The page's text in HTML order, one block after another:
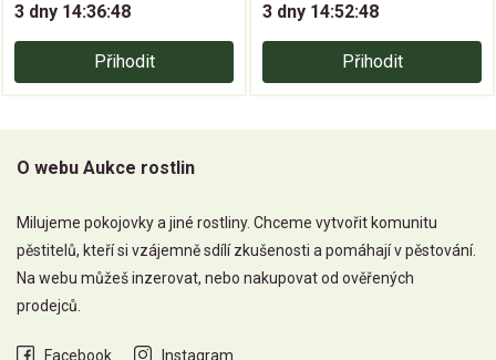
3 dny 14:36:47
Přihodit
3 dny 14:52:47
Přihodit
O webu Aukce rostlin
Milujeme pokojovky a jiné rostliny. Chceme vytvořit komunitu
pěstitelů, kteří si vzájemně sdílí zkušenosti a pomáhají v pěstování.
Na webu můžeš inzerovat, nebo nakupovat od ověřených
prodejců.
Facebook Instagram